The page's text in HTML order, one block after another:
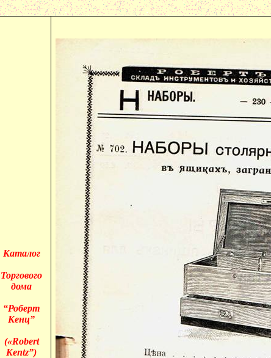
Каталог
Торгового
дома
“Роберт
Кенц”
(«Robert
Kentz”)